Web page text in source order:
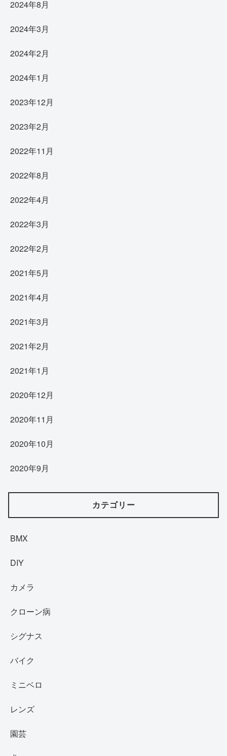
2024年8月
2024年3月
2024年2月
2024年1月
2023年12月
2023年2月
2022年11月
2022年8月
2022年4月
2022年3月
2022年2月
2021年5月
2021年4月
2021年3月
2021年2月
2021年1月
2020年12月
2020年11月
2020年10月
2020年9月
カテゴリー
BMX
DIY
カメラ
クローン病
シグナス
バイク
ミニベロ
レンズ
園芸